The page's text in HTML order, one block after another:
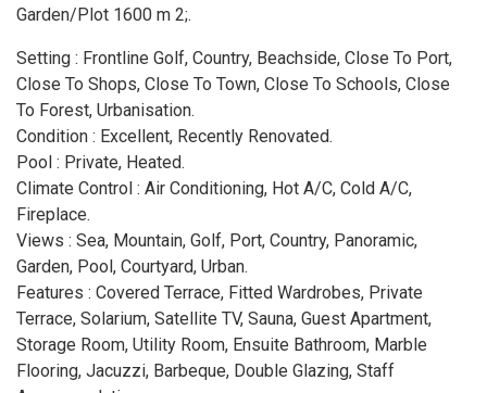
Garden/Plot 1600 m 2;.
Setting : Frontline Golf, Country, Beachside, Close To Port,
Close To Shops, Close To Town, Close To Schools, Close
To Forest, Urbanisation.
Condition : Excellent, Recently Renovated.
Pool : Private, Heated.
Climate Control : Air Conditioning, Hot A/C, Cold A/C,
Fireplace.
Views : Sea, Mountain, Golf, Port, Country, Panoramic,
Garden, Pool, Courtyard, Urban.
Features : Covered Terrace, Fitted Wardrobes, Private
Terrace, Solarium, Satellite TV, Sauna, Guest Apartment,
Storage Room, Utility Room, Ensuite Bathroom, Marble
Flooring, Jacuzzi, Barbeque, Double Glazing, Staff